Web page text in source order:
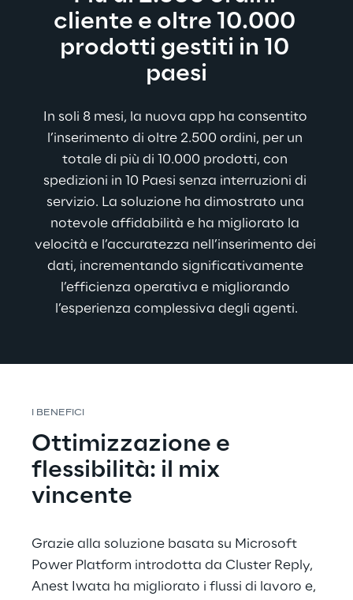
cliente e oltre 10.000
prodotti gestiti in 10
paesi
In soli 8 mesi, la nuova app ha consentito
l’inserimento di oltre 2.500 ordini, per un
totale di più di 10.000 prodotti, con
spedizioni in 10 Paesi senza interruzioni di
servizio. La soluzione ha dimostrato una
notevole affidabilità e ha migliorato la
velocità e l’accuratezza nell’inserimento dei
dati, incrementando significativamente
l’efficienza operativa e migliorando
l’esperienza complessiva degli agenti.
I BENEFICI
Ottimizzazione e
flessibilità: il mix
vincente
Grazie alla soluzione basata su Microsoft
Power Platform introdotta da Cluster Reply,
Anest Iwata ha migliorato i flussi di lavoro e,